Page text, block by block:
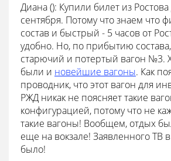
Диана (): Купили билет из Ростова
сентября. Потому что знаем что
состав и быстрый - 5 часов от
удобно. Но, по прибытию
старючий и потертый вагон №3.
были и новейшие вагоны. Как
проводник, что этот вагон для
РЖД никак не поясняет такие
конфигурацией, потому что не
такие вагоны! Вообщем, отдых
еще на вокзале! Заявленного ТВ
было!